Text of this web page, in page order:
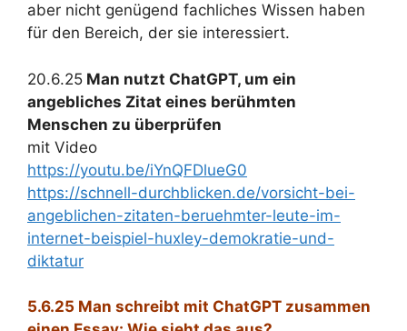
aber nicht genügend fachliches Wissen haben
für den Bereich, der sie interessiert.
20.6.25 Man nutzt ChatGPT, um ein
angebliches Zitat eines berühmten
Menschen zu überprüfen
mit Video
https://youtu.be/iYnQFDlueG0
https://schnell-durchblicken.de/vorsicht-bei-
angeblichen-zitaten-beruehmter-leute-im-
internet-beispiel-huxley-demokratie-und-
diktatur
5.6.25 Man schreibt mit ChatGPT zusammen